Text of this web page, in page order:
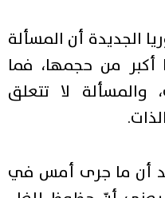
الجديدة أن المسألة
أكبر من حجمها، فما
لا تتعلق
أن ما جرى أمس في